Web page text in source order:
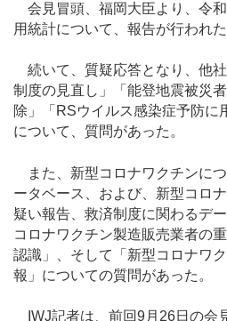
会見冒頭、福岡大臣より、令
用統計について、報告が行われた
続いて、質疑応答となり、他
制度の見直し」「能登地震被災
除」「RSウイルス感染症予防に
について、質問があった。
また、新型コロナワクチンに
ータベース、および、新型コロ
疑い報告、救済制度に関わるデ
コロナワクチン製造販売業者の
認識」、そして「新型コロナワ
報」についての質問があった。
IWJ記者は、前回9月26日の会